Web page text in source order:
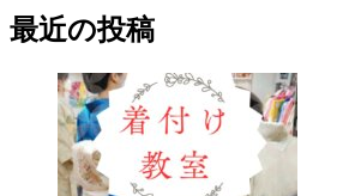
カ
イ
最近の投稿